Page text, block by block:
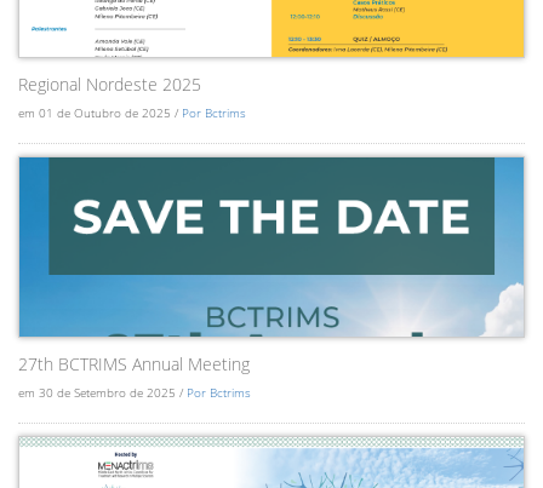
Regional Nordeste 2025
em 01 de Outubro de 2025 / Por Bctrims
27th BCTRIMS Annual Meeting
em 30 de Setembro de 2025 / Por Bctrims